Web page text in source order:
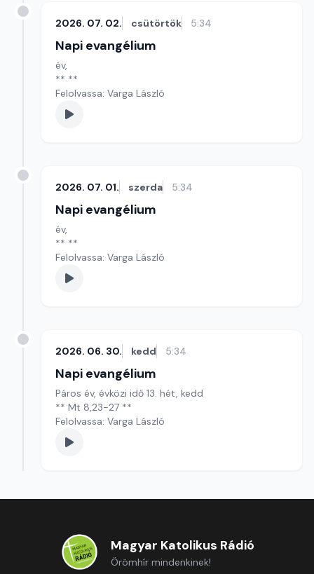
2026. 07. 02. csütörtök 5:34
Napi evangélium
év,
** **
Felolvassa: Varga László
2026. 07. 01. szerda 5:34
Napi evangélium
év,
** **
Felolvassa: Varga László
2026. 06. 30. kedd 5:34
Napi evangélium
Páros év, évközi idő 13. hét, kedd
** Mt 8,23-27 **
Felolvassa: Varga László
Magyar Katolikus Rádió
Örömhír mindenkinek!